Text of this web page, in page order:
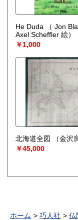
He Duda
（ Jon
Axel Scheffler 絵）
￥1,000
北海道全図
（金沢
￥45,000
ホーム 巧人社 仏